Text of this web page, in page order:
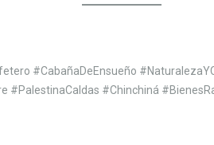
#CabañaDeEnsueño
#PalestinaCaldas #Chinchiná